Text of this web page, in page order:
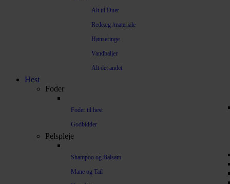
Alt til Duer
Redeæg /materiale
Hønseringe
Vandbaljer
Alt det andet
Hest
Foder
Foder til hest
Godbidder
Pelspleje
Shampoo og Balsam
Mane og Tail